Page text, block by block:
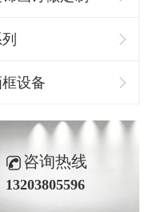
设备
咨询热线
13203805596